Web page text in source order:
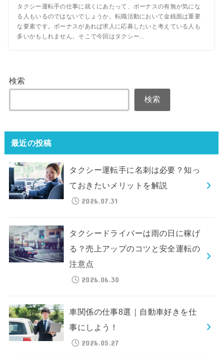
タクシー運転手の仕事に就くにあたって、ボーナスの有無が気にな
る人もいるのではないでしょうか。転職活動において金銭面は重要
な要素です。ボーナスがあれば求人に応募したいと考えている人も
多いかもしれません。そこで今回はタクシー...
検索
検索
最近の投稿
タクシー運転手に名刺は必要？知っ
ておきたいメリットを解説
2026.07.31
タクシードライバーは雨の日に稼げ
る？売上アップのコツと安全運転の
注意点
2026.06.30
車関係の仕事8選｜自動車好きを仕
事にしよう！
2026.05.27